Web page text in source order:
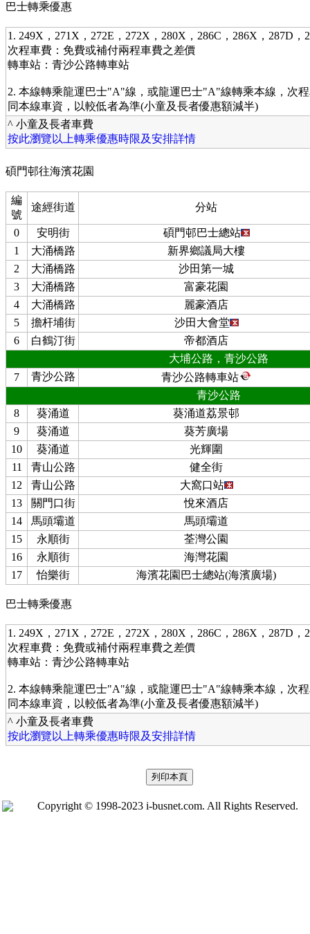
巴士轉乘優惠
1. 249X，271X，272E，272X，280X，286C，286X，287D
次程車費：免費或補付兩程車費之差價
轉車站：青沙公路轉車站
2. 本線轉乘龍運巴士"A"線，或龍運巴士"A"線轉乘本線，次
同本線車資，以較低者為準(小童及長者優惠額減半)
^ 小童及長者車費
按此瀏覽以上轉乘優惠時限及安排詳情
碩門邨往海濱花園
編
號
途經街道 分站
0 安明街
碩門邨巴士總站
1
大涌橋路
新界鄉議局大樓
2
大涌橋路
沙田第一城
3
大涌橋路
富豪花園
4
大涌橋路
麗豪酒店
5
擔杆埔街
沙田大會堂
6
白鶴汀街
帝都酒店
大埔公路，青沙公路
7
青沙公路
青沙公路轉車站
青沙公路
8
葵涌道
葵涌道荔景邨
9
葵涌道
葵芳廣場
10
葵涌道
光輝圍
11
青山公路
健全街
12
青山公路
大窩口站
13
關門口街
悅來酒店
14
馬頭壩道
馬頭壩道
15
永順街
荃灣公園
16
永順街
海灣花園
17
怡樂街 海濱花園巴士總站(海濱廣場)
巴士轉乘優惠
1. 249X，271X，272E，272X，280X，286C，286X，287D
次程車費：免費或補付兩程車費之差價
轉車站：青沙公路轉車站
2. 本線轉乘龍運巴士"A"線，或龍運巴士"A"線轉乘本線，次
同本線車資，以較低者為準(小童及長者優惠額減半)
^ 小童及長者車費
按此瀏覽以上轉乘優惠時限及安排詳情
Copyright © 1998-2023 i-busnet.com. All Rights Reserved.